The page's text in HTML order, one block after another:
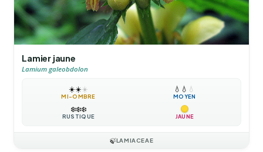
Lamier jaune
Lamium galeobdolon
☀️☀️☀️
MI-OMBRE
💧 💧 💧
MOYEN
❄️❄️❄️
RUSTIQUE JAUNE
🍃LAMIACEAE